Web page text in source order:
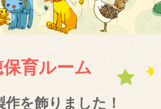
育ルーム
を飾りました！